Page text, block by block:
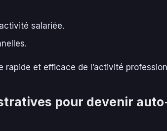
salariée.
et efficace de l’activité
pour devenir